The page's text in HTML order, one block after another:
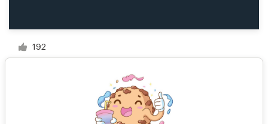
192
1 van 20